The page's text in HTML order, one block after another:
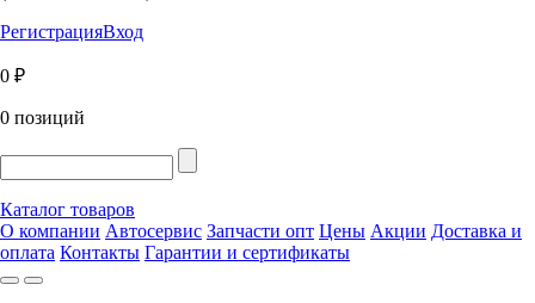
РегистрацияВход
0 ₽
0 позиций
Каталог товаров
О компании Автосервис Запчасти опт Цены Акции Доставка и
оплата Контакты Гарантии и сертификаты